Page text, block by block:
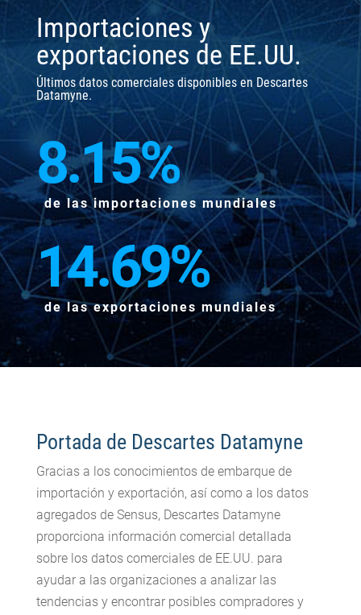
Importaciones y
exportaciones de EE.UU.
Últimos datos comerciales disponibles en Descartes
Datamyne.
8.15%
de las importaciones mundiales
14.69%
de las exportaciones mundiales
Portada de Descartes Datamyne
Gracias a los conocimientos de embarque de
importación y exportación, así como a los datos
agregados de Sensus, Descartes Datamyne
proporciona información comercial detallada
sobre los datos comerciales de EE.UU. para
ayudar a las organizaciones a analizar las
tendencias y encontrar posibles compradores y